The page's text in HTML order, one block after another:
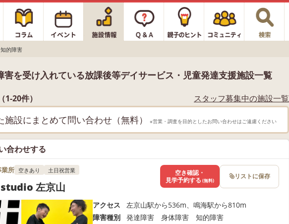
知的障害
害を受け入れている放課後等デイサービス・児童発達支援施設一覧
1-20件） スタッフ募集中の施設一覧
施設にまとめて問い合わせ（無料） ※営業・調査を目的としたお問い合わせはご遠慮ください
合わせする
業所 空きあり 土日祝営業
左京山
アクセス
左京山駅から536m、鳴海駅から810m
障害種別
発達障害 身体障害 知的障害
空き確認・
見学予約する (無料) リストに保存